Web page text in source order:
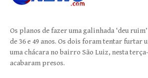
Os planos de fazer uma galinhada ‘deu
de 36 e 49 anos. Os dois foram tentar furtar
uma chácara no bairro São Luiz, nesta
acabaram presos.